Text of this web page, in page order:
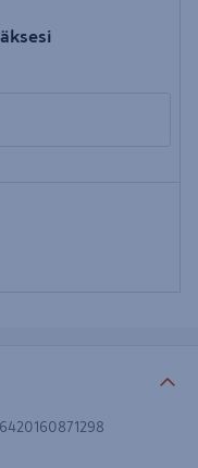
6420160871298